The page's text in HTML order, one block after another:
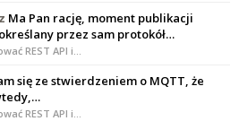
Ma Pan rację, moment publikacji
przez sam protokół…
REST API i…
się ze stwierdzeniem o MQTT, że
REST API i…